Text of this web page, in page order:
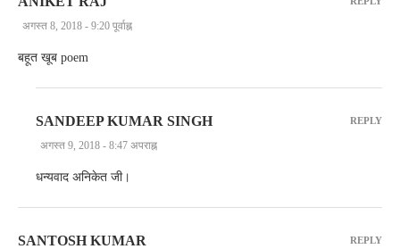
अगस्त 8, 2018 - 9:20 पूर्वाह्न
बहूत खूब poem
SANDEEP KUMAR SINGH
अगस्त 9, 2018 - 8:47 अपराह्न
धन्यवाद अनिकेत जी।
REPLY
SANTOSH KUMAR REPLY